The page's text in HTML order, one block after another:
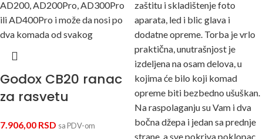
Godox CB20 ranac
za rasvetu
7.906,00 RSD sa PDV-om